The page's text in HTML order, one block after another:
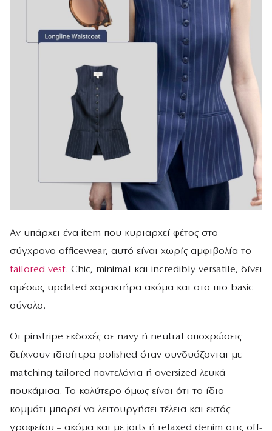
Αν υπάρχει ένα item που κυριαρχεί φέτος στο
σύγχρονο officewear, αυτό είναι χωρίς αμφιβολία το
tailored vest. Chic, minimal και incredibly versatile, δίνει
αμέσως updated χαρακτήρα ακόμα και στο πιο basic
σύνολο.
Οι pinstripe εκδοχές σε navy ή neutral αποχρώσεις
δείχνουν ιδιαίτερα polished όταν συνδυάζονται με
matching tailored παντελόνια ή oversized λευκά
πουκάμισα. Το καλύτερο όμως είναι ότι το ίδιο
κομμάτι μπορεί να λειτουργήσει τέλεια και εκτός
γραφείου – ακόμα και με jorts ή relaxed denim στις off-